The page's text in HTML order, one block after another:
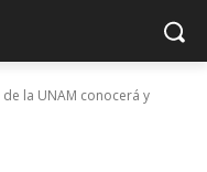
la UNAM conocerá y